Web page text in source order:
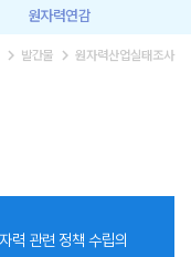
원자력연감
navigate_next 발간물 navigate_next 원자력산업실태조사
력 관련 정책 수립의